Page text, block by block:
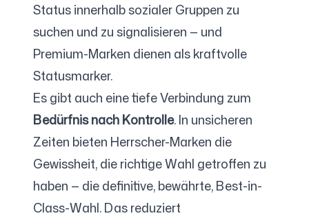
Status innerhalb sozialer Gruppen zu
suchen und zu signalisieren — und
Premium-Marken dienen als kraftvolle
Statusmarker.
Es gibt auch eine tiefe Verbindung zum
Bedürfnis nach Kontrolle. In unsicheren
Zeiten bieten Herrscher-Marken die
Gewissheit, die richtige Wahl getroffen zu
haben — die definitive, bewährte, Best-in-
Class-Wahl. Das reduziert